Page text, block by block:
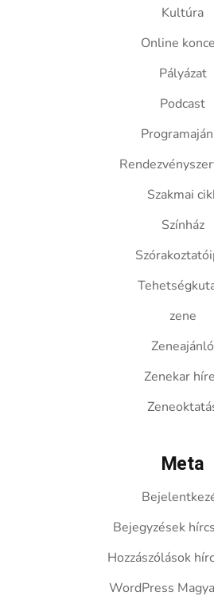
Kultúra
Online
Pályázat
Podcast
Szakmai
Színház
zene
Zeneajánló
Zenekar
Meta
Bejegyzések
Hozzászólások
WordPress